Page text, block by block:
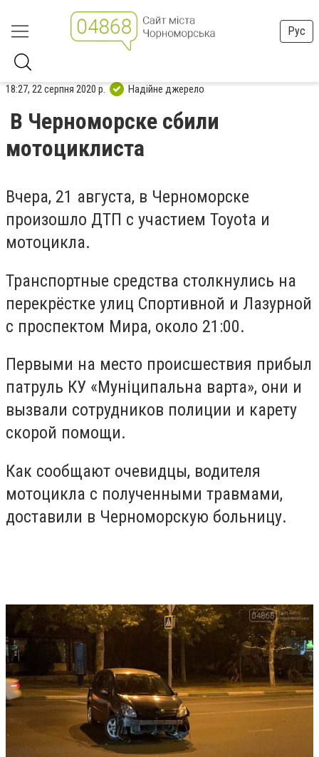
Рус
18:27, 22 серпня 2020 р. Надійне джерело
В Черноморске сбили
мотоциклиста
Вчера, 21 августа, в Черноморске
произошло ДТП с участием Toyota и
мотоцикла.
Транспортные средства столкнулись на
перекрёстке улиц Спортивной и Лазурной
с проспектом Мира, около 21:00.
Первыми на место происшествия прибыл
патруль КУ «Муніципальна варта», они и
вызвали сотрудников полиции и карету
скорой помощи.
Как сообщают очевидцы, водителя
мотоцикла с полученными травмами,
доставили в Черноморскую больницу.